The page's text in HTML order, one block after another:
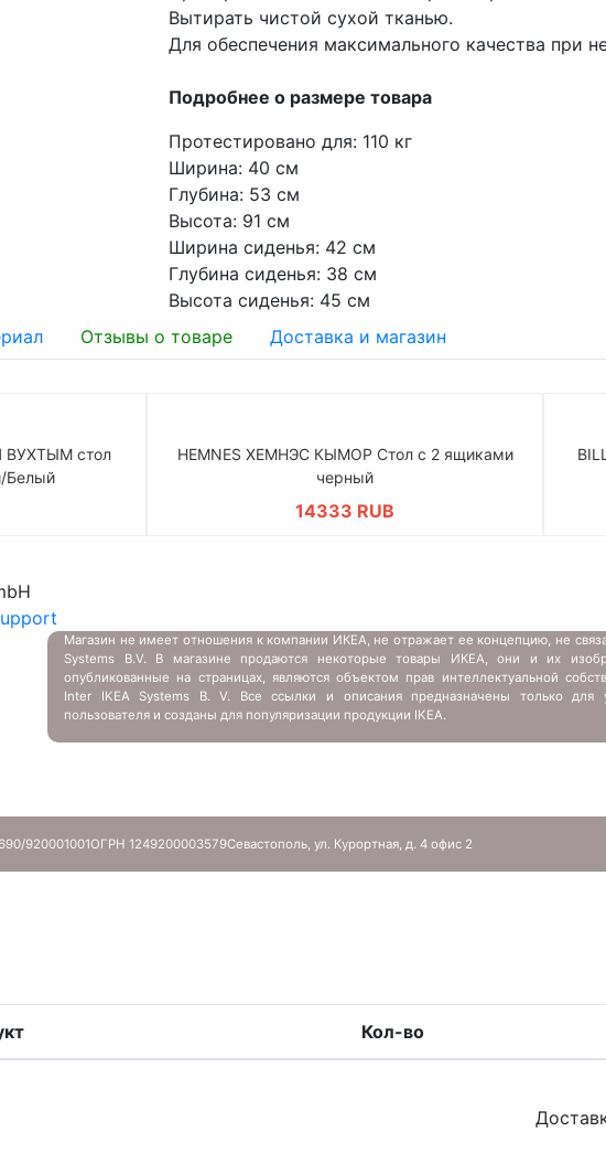
Вытирать чистой сухой тканью.
Для обеспечения максимального качества при
Подробнее о размере товара
Протестировано для: 110 кг
Ширина: 40 см
Глубина: 53 см
Высота: 91 см
Ширина сиденья: 42 см
Глубина сиденья: 38 см
Высота сиденья: 45 см
Отзывы о товаре Доставка и магазин
ВУХТЫМ стол
Белый
HEMNES ХЕМНЭС КЫМОР Стол c 2 ящиками
черный
14333 RUB
Магазин не имеет отношения к компании ИКЕА, не отражает ее концепцию, не
Systems B.V. В магазине продаются некоторые товары ИКЕА, они и их
опубликованные на страницах, являются объектом прав интеллектуальной
Inter IKEA Systems B. V. Все ссылки и описания предназначены только для
пользователя и созданы для популяризации продукции IKEA.
920001001ОГРН 1249200003579Севастополь, ул. Курортная, д. 4 офис 2
Кол-во